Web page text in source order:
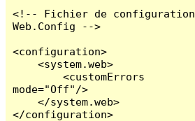
<!-- Fichier de configuration
Web.Config -->
<configuration>
    <system.web>
        <customErrors
mode="Off"/>
    </system.web>
</configuration>